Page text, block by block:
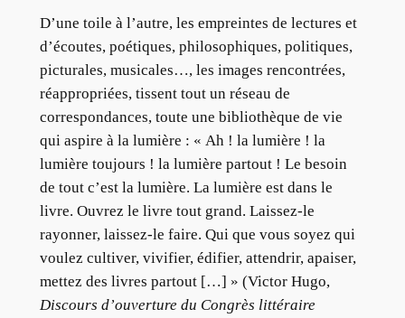
D’une toile à l’autre, les empreintes de lectures et
d’écoutes, poétiques, philosophiques, politiques,
picturales, musicales…, les images rencontrées,
réappropriées, tissent tout un réseau de
correspondances, toute une bibliothèque de vie
qui aspire à la lumière : « Ah ! la lumière ! la
lumière toujours ! la lumière partout ! Le besoin
de tout c’est la lumière. La lumière est dans le
livre. Ouvrez le livre tout grand. Laissez-le
rayonner, laissez-le faire. Qui que vous soyez qui
voulez cultiver, vivifier, édifier, attendrir, apaiser,
mettez des livres partout […] » (Victor Hugo,
Discours d’ouverture du Congrès littéraire